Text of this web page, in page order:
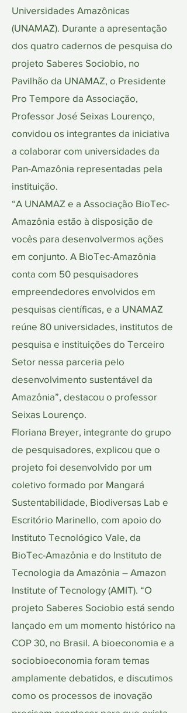
Universidades Amazônicas
(UNAMAZ). Durante a apresentação
dos quatro cadernos de pesquisa do
projeto Saberes Sociobio, no
Pavilhão da UNAMAZ, o Presidente
Pro Tempore da Associação,
Professor José Seixas Lourenço,
convidou os integrantes da iniciativa
a colaborar com universidades da
Pan-Amazônia representadas pela
instituição.
“A UNAMAZ e a Associação BioTec-
Amazônia estão à disposição de
vocês para desenvolvermos ações
em conjunto. A BioTec-Amazônia
conta com 50 pesquisadores
empreendedores envolvidos em
pesquisas científicas, e a UNAMAZ
reúne 80 universidades, institutos de
pesquisa e instituições do Terceiro
Setor nessa parceria pelo
desenvolvimento sustentável da
Amazônia”, destacou o professor
Seixas Lourenço.
Floriana Breyer, integrante do grupo
de pesquisadores, explicou que o
projeto foi desenvolvido por um
coletivo formado por Mangará
Sustentabilidade, Biodiversas Lab e
Escritório Marinello, com apoio do
Instituto Tecnológico Vale, da
BioTec-Amazônia e do Instituto de
Tecnologia da Amazônia – Amazon
Institute of Tecnology (AMIT). “O
projeto Saberes Sociobio está sendo
lançado em um momento histórico na
COP 30, no Brasil. A bioeconomia e a
sociobioeconomia foram temas
amplamente debatidos, e discutimos
como os processos de inovação